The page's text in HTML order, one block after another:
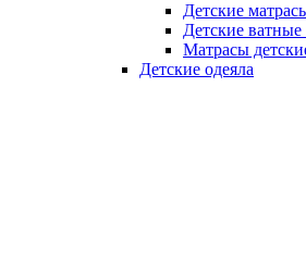
Детские
Детские
Матрасы
Детские одеяла